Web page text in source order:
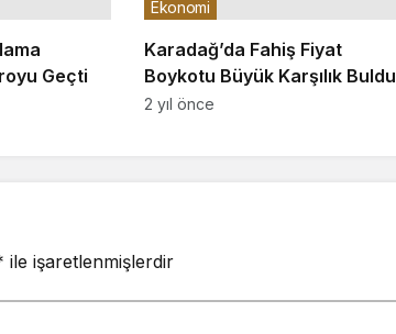
Geçti
Karadağ’da Fahiş Fiyat
Boykotu Büyük Karşılık Buldu
Ekonomi
2 yıl önce
ile işaretlenmişlerdir